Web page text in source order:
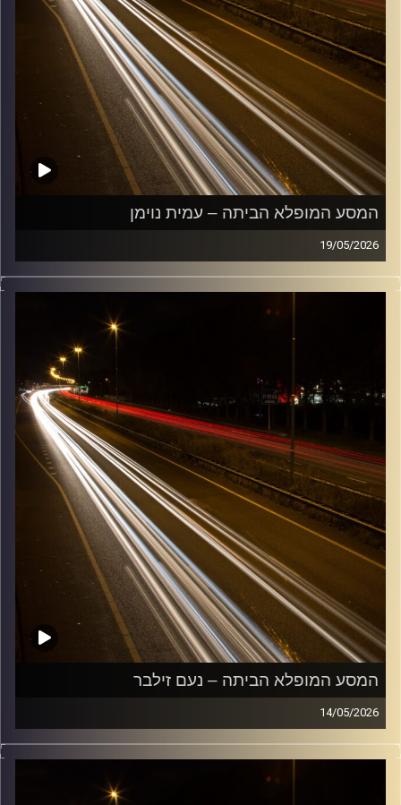
המסע המופלא הביתה – עמית נוימן
19/05/2026
מוזיקה שתלווה אותנו אחרי יום עבודה ארוך ותחזיר אותנו
הביתה בשלום עם עמית נוימן
קרדיט תמונות:
המסע המופלא הביתה – נעם זילבר
14/05/2026
מוזיקה שתלווה אותנו אחרי יום עבודה ארוך ותחזיר אותנו
הביתה בשלום עם נעם זילבר